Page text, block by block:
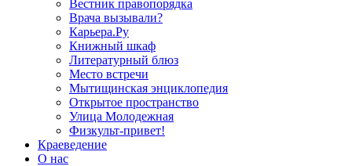
Вестник правопорядка
Врача вызывали?
Карьера.Ру
Книжный шкаф
Литературный блюз
Место встречи
Мытищинская энциклопедия
Открытое пространство
Улица Молодежная
Физкульт-привет!
Краеведение
О нас